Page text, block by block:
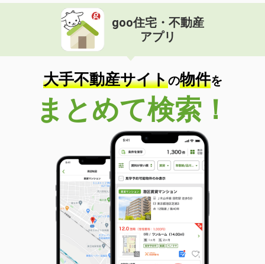
福島県いわき市小島町二丁目
価 格
住 所
福島県いわき市小島町二丁目
物件種別 貸店舗・事務所
使用面積
43.5m²
福島県いわき市平字白銀町
価 格
13.20万円
福島県いわき市平字白銀町
貸店舗・事務所
使用面積 75.78m²
福島県いわき市平字白銀町
価 格
11万円
住 所
福島県いわき市平字白銀町
物件種別 貸店舗・事務所
使用面積 64.84m²
goo住宅・不動産
アプリ
大手不動産サイトの物件を
まとめて検索！